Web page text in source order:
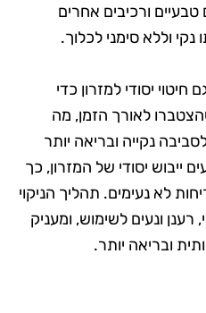
ורכיבים אחרים
נקי וללא סימני לכלוך.
יסודי למזרון כדי
לאורך הזמן, מה
נקייה ובריאה יותר
ייבוש יסודי של המזרון, כך
לא נעימים. תהליך הניקוי
ונעים לשימוש, ומעניק
ובריאה יותר.